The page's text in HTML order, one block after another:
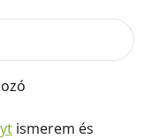
ismerem és